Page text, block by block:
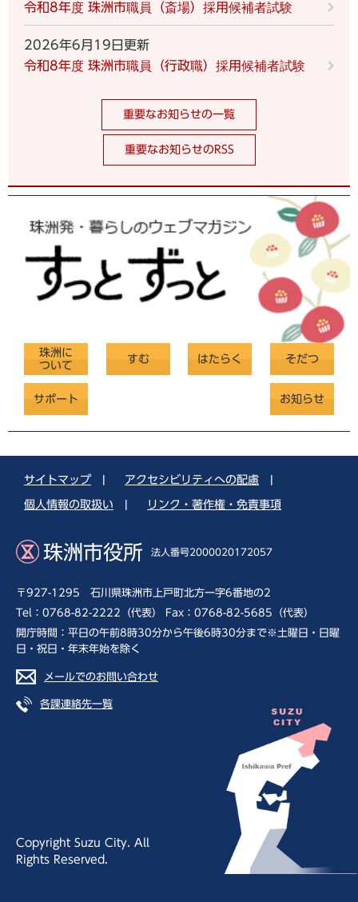
令和8年度 珠洲市職員（斎場）採用候補者試験
2026年6月19日更新
令和8年度 珠洲市職員（行政職）採用候補者試験
重要なお知らせの一覧
重要なお知らせのRSS
珠洲に
ついて
すむ はたらく そだつ
サポート お知らせ
サイトマップ アクセシビリティへの配慮
個人情報の取扱い リンク・著作権・免責事項
珠洲市役所 法人番号2000020172057
〒927-1295 石川県珠洲市上戸町北方一字6番地の2
Tel：0768-82-2222（代表） Fax：0768-82-5685（代表）
開庁時間：平日の午前8時30分から午後6時30分まで※土曜日・日曜
日・祝日・年末年始を除く
メールでのお問い合わせ
各課連絡先一覧
Copyright Suzu City. All
Rights Reserved.